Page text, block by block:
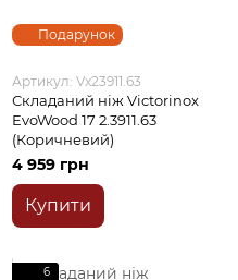
Подарунок
Артикул: Vx23911.63
Складаний ніж Victorinox
EvoWood 17 2.3911.63
(Коричневий)
4 959 грн
Купити
6